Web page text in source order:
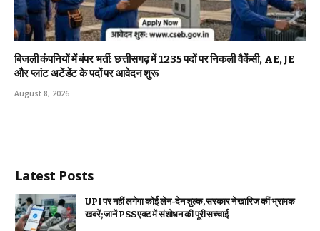
बिजली कंपनियों में बंपर भर्ती: छत्तीसगढ़ में 1235 पदों पर निकली वैकेंसी, AE, JE
और प्लांट अटेंडेंट के पदों पर आवेदन शुरू
August 8, 2026
Latest Posts
UPI पर नहीं लगेगा कोई लेन-देन शुल्क, सरकार ने खारिज कीं भ्रामक
खबरें; जानें PSS एक्ट में संशोधन की पूरी सच्चाई